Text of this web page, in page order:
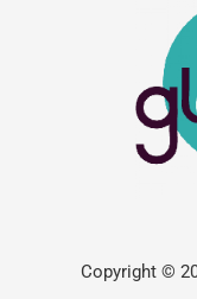
Copyright ©